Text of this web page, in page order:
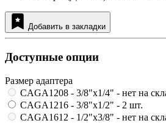
Добавить в закладки
Доступные опции
Размер адаптера
CAGA1208 - 3/8"х1/4" - нет на
CAGA1216 - 3/8"х1/2" - 2 шт.
CAGA1612 - 1/2"х3/8" - нет на